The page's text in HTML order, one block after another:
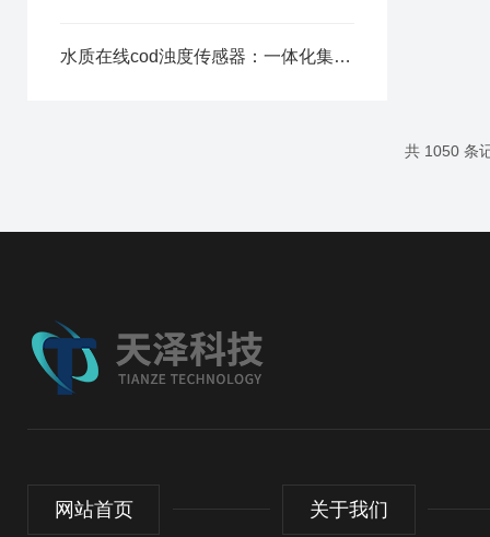
水质在线cod浊度传感器：一体化集成光路，减少设备维护周期
共 1050 条
网站首页 关于我们